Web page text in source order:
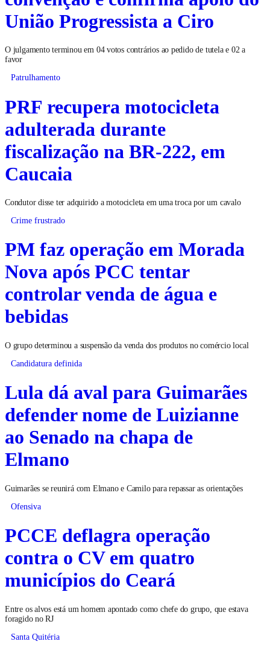
União Progressista a Ciro
O julgamento terminou em 04 votos contrários ao pedido de tutela e 02 a
favor
Patrulhamento
PRF recupera motocicleta
adulterada durante
fiscalização na BR-222, em
Caucaia
Condutor disse ter adquirido a motocicleta em uma troca por um cavalo
Crime frustrado
PM faz operação em Morada
Nova após PCC tentar
controlar venda de água e
bebidas
O grupo determinou a suspensão da venda dos produtos no comércio local
Candidatura definida
Lula dá aval para Guimarães
defender nome de Luizianne
ao Senado na chapa de
Elmano
Guimarães se reunirá com Elmano e Camilo para repassar as orientações
Ofensiva
PCCE deflagra operação
contra o CV em quatro
municípios do Ceará
Entre os alvos está um homem apontado como chefe do grupo, que estava
foragido no RJ
Santa Quitéria